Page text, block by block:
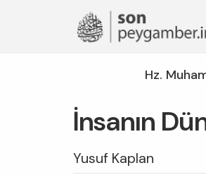
Hz.
İnsanın
Yusuf Kaplan